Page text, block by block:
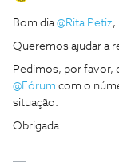
Bom dia ​@Rita Petiz,
Queremos ajudar a
Pedimos, por favor,
@Fórum com o
situação.
Obrigada.